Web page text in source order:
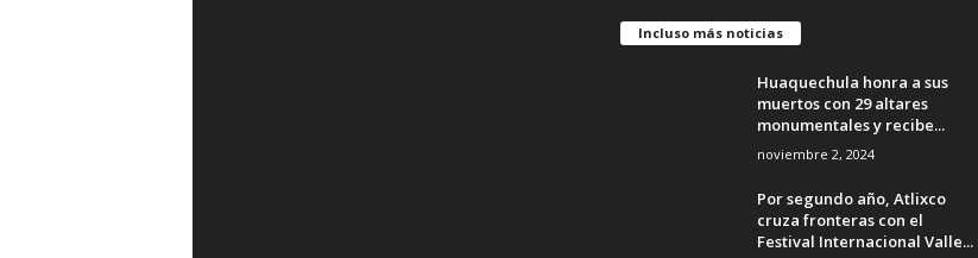
Incluso más noticias
Huaquechula honra a sus
muertos con 29 altares
monumentales y recibe...
noviembre 2, 2024
Por segundo año, Atlixco
cruza fronteras con el
Festival Internacional Valle...